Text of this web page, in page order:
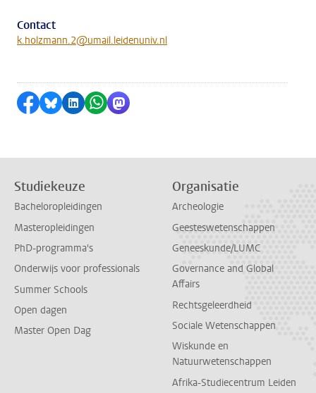
Contact
k.holzmann.2@umail.leidenuniv.nl
Delen op Facebook
Delen via Bluesky
Delen op LinkedIn
Delen via WhatsApp
Delen via Mastodon
Studiekeuze
Bacheloropleidingen
Masteropleidingen
PhD-programma's
Onderwijs voor professionals
Summer Schools
Open dagen
Master Open Dag
Organisatie
Archeologie
Geesteswetenschappen
Geneeskunde/LUMC
Governance and Global
Affairs
Rechtsgeleerdheid
Sociale Wetenschappen
Wiskunde en
Natuurwetenschappen
Afrika-Studiecentrum Leiden